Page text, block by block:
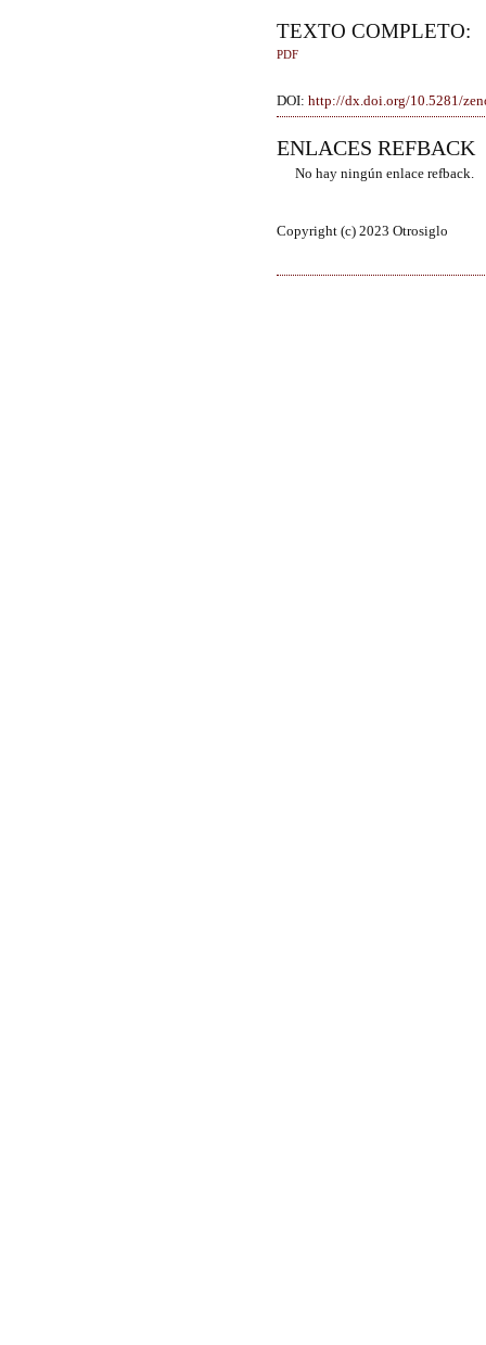
TEXTO COMPLETO:
PDF
DOI: http://dx.doi.org/10.5281/
ENLACES REFBACK
No hay ningún enlace refback.
Copyright (c) 2023 Otrosiglo